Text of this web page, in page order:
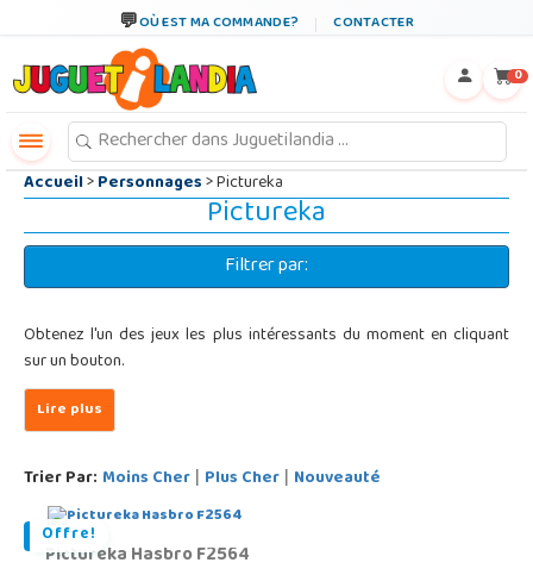
OÙ EST MA COMMANDE? CONTACTER
0
Accueil>Personnages> Pictureka
Pictureka
Filtrer par:
Obtenez l'un des jeux les plus intéressants du moment en cliquant
sur un bouton.
Trier Par: Moins Cher | Plus Cher | Nouveauté
Offre!
Pictureka Hasbro F2564